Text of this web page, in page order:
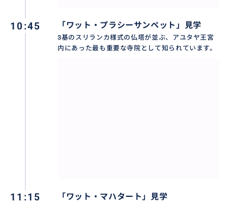
10:45 「ワット・プラシーサンペット」見学
3基のスリランカ様式の仏塔が並ぶ、アユタヤ王宮
内にあった最も重要な寺院として知られています。
11:15 「ワット・マハタート」見学